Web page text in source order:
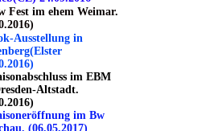
Fest im ehem Weimar.
Ausstellung in
im EBM
Altstadt.
im Bw
(06.05.2017)